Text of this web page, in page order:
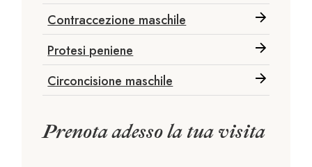
Contraccezione maschile
Protesi peniene
Circoncisione maschile
Prenota adesso la tua visita